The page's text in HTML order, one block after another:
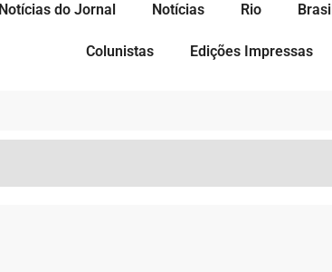
Notícias do Jornal Notícias Rio Brasil
Colunistas Edições Impressas